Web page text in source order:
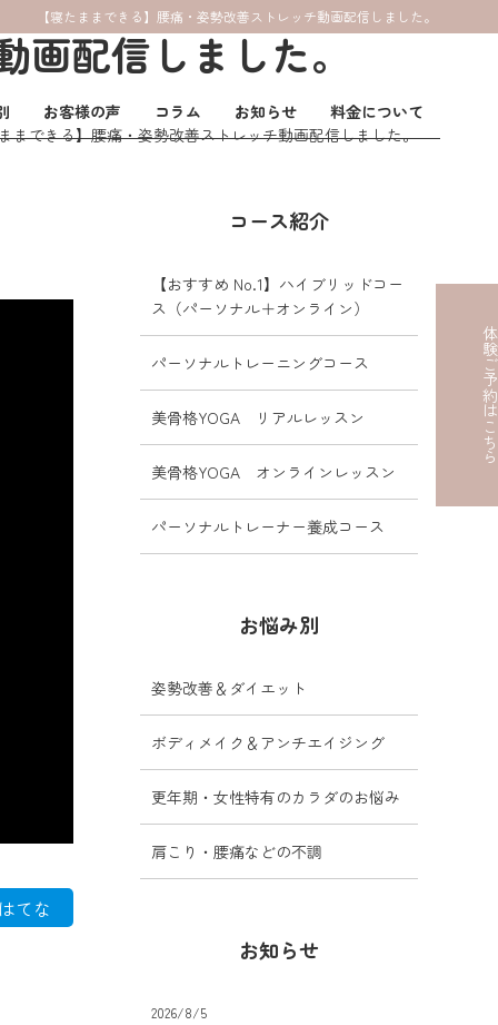
【寝たままできる】腰痛・姿勢改善ストレッチ動画配信しました。
体験ご
お客様の声 コラム お知らせ 料金について
画配信しました。
まできる】腰痛・姿勢改善ストレッチ動画配信しました。
はてな
コース紹介
【おすすめ No.1】ハイブリッドコー
ス（パーソナル＋オンライン）
パーソナルトレーニングコース
美骨格YOGA リアルレッスン
美骨格YOGA オンラインレッスン
パーソナルトレーナー養成コース
お悩み別
姿勢改善＆ダイエット
ボディメイク＆アンチエイジング
更年期・女性特有のカラダのお悩み
肩こり・腰痛などの不調
お知らせ
2026/8/5